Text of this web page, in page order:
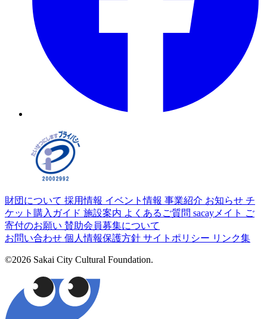
財団について 採用情報 イベント情報 事業紹介 お知らせ チ
ケット購入ガイド 施設案内 よくあるご質問 sacayメイト ご
寄付のお願い 賛助会員募集について
お問い合わせ 個人情報保護方針 サイトポリシー リンク集
©2026 Sakai City Cultural Foundation.